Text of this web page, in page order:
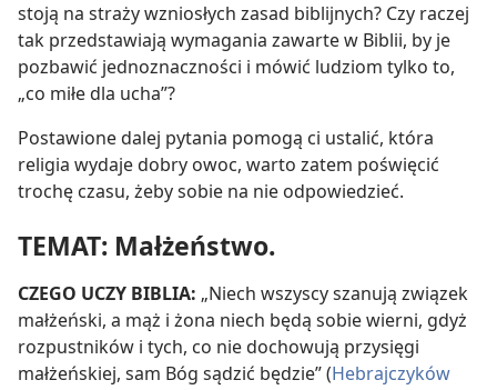
stoją na straży wzniosłych zasad biblijnych? Czy raczej
tak przedstawiają wymagania zawarte w Biblii, by je
pozbawić jednoznaczności i mówić ludziom tylko to,
„co miłe dla ucha”?
Postawione dalej pytania pomogą ci ustalić, która
religia wydaje dobry owoc, warto zatem poświęcić
trochę czasu, żeby sobie na nie odpowiedzieć.
TEMAT: Małżeństwo.
CZEGO UCZY BIBLIA: „Niech wszyscy szanują związek
małżeński, a mąż i żona niech będą sobie wierni, gdyż
rozpustników i tych, co nie dochowują przysięgi
małżeńskiej, sam Bóg sądzić będzie” (Hebrajczyków